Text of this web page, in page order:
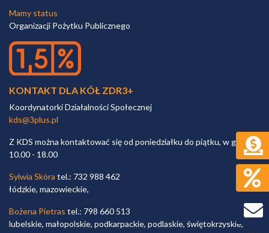
Mamy status
Organizacji Pożytku Publicznego
KONTAKT DLA KÓŁ ZDR3+
Koordynatorki Działalności Społecznej
kds@3plus.pl
Z KDS można kontaktować się od poniedziałku do piątku, w godz.
10.00 - 18.00
Sylwia Skóra tel.: 732 988 462
łódzkie, mazowieckie,
Bożena Pietras tel.: 798 660 513
lubelskie, małopolskie, podkarpackie, podlaskie, świętokrzyskie,